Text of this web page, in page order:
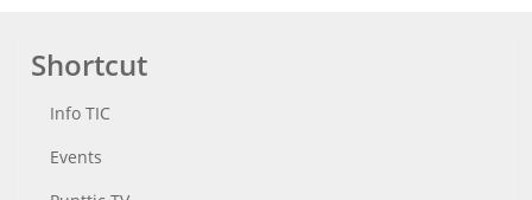
Shortcut
Info TIC
Events